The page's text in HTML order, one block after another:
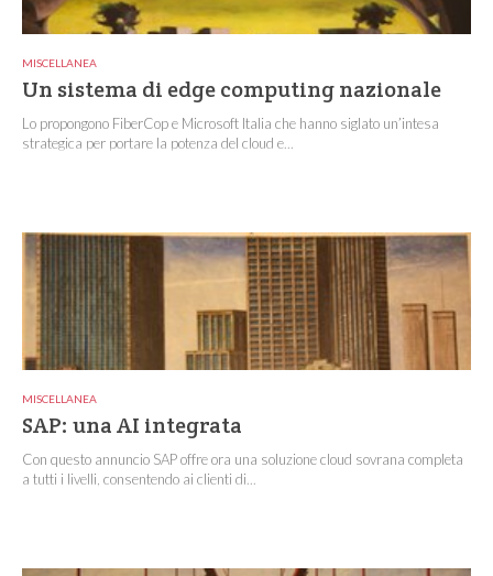
MISCELLANEA
Un sistema di edge computing nazionale
Lo propongono FiberCop e Microsoft Italia che hanno siglato un’intesa
strategica per portare la potenza del cloud e...
MISCELLANEA
SAP: una AI integrata
Con questo annuncio SAP offre ora una soluzione cloud sovrana completa
a tutti i livelli, consentendo ai clienti di...